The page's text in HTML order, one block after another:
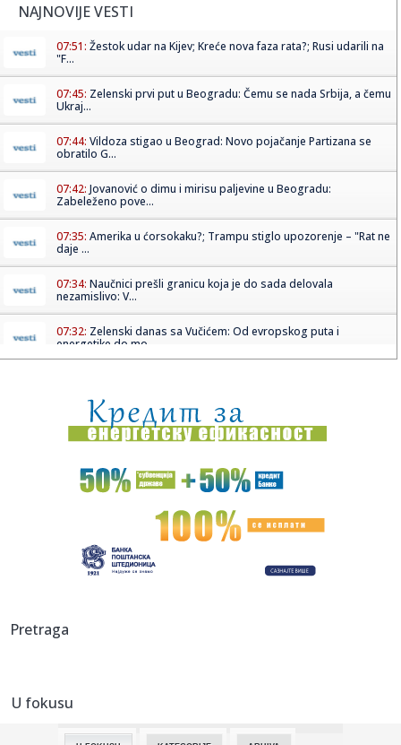
NAJNOVIJE VESTI
07:51: Žestok udar na Kijev; Kreće nova faza rata?; Rusi udarili na
"F...
07:45: Zelenski prvi put u Beogradu: Čemu se nada Srbija, a čemu
Ukraj...
07:44: Vildoza stigao u Beograd: Novo pojačanje Partizana se
obratilo G...
07:42: Jovanović o dimu i mirisu paljevine u Beogradu:
Zabeleženo pove...
07:35: Amerika u ćorsokaku?; Trampu stiglo upozorenje – "Rat ne
daje ...
07:34: Naučnici prešli granicu koja je do sada delovala
nezamislivo: V...
07:32: Zelenski danas sa Vučićem: Od evropskog puta i
energetike do mo...
07:27:Studenti u Novom Sadu ispred Rektorata prikupljaju
pomoć za vat...
07:26:Burnu noć u Beogradu obeležila tri udesa: Četvoro lakše
povre...
Pokvarila se klima u iznajmljenom stanu: Ko plaća majstora,
07:22:Vrućina ne popušta: Srbija sledeće nedelje na udaru
Inf...
07:15:
Pretraga
U fokusu